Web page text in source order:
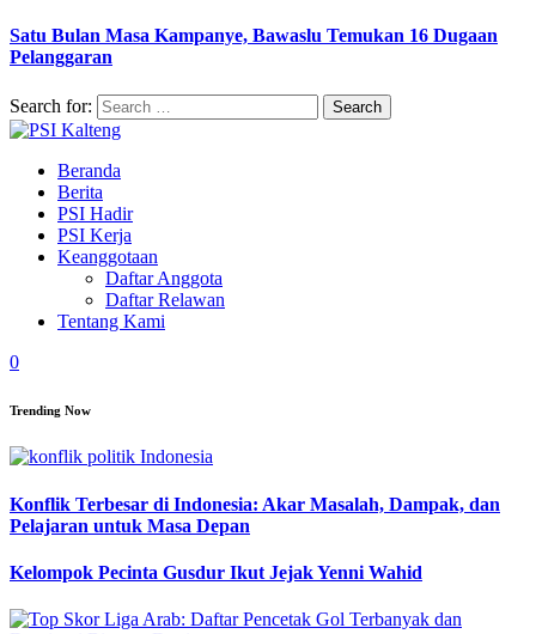
Satu Bulan Masa Kampanye, Bawaslu Temukan 16 Dugaan
Pelanggaran
Search for:
Beranda
Berita
PSI Hadir
PSI Kerja
Keanggotaan
Daftar Anggota
Daftar Relawan
Tentang Kami
0
Trending Now
Konflik Terbesar di Indonesia: Akar Masalah, Dampak, dan
Pelajaran untuk Masa Depan
Kelompok Pecinta Gusdur Ikut Jejak Yenni Wahid